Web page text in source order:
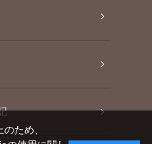
ため、